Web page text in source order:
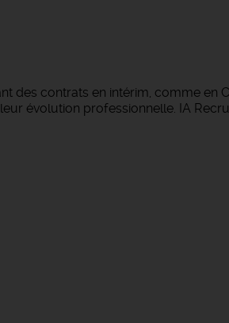
contrats en intérim, comme en
évolution professionnelle. IA